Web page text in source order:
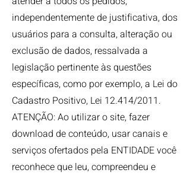
independentemente de justificativa, dos
usuários para a consulta, alteração ou
exclusão de dados, ressalvada a
legislação pertinente às questões
específicas, como por exemplo, a Lei do
Cadastro Positivo, Lei 12.414/2011.
ATENÇÃO: Ao utilizar o site, fazer
download de conteúdo, usar canais e
serviços ofertados pela ENTIDADE você
reconhece que leu, compreendeu e